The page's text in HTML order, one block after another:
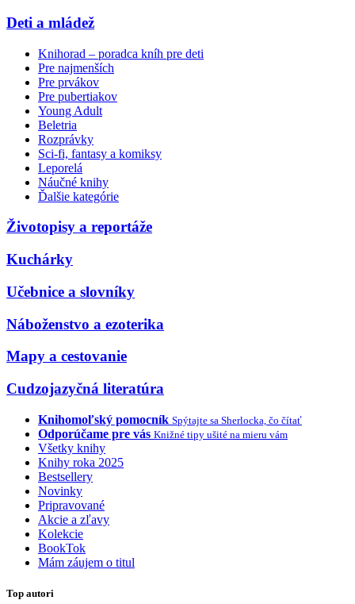
Deti a mládež
Knihorad – poradca kníh pre deti
Pre najmenších
Pre prvákov
Pre pubertiakov
Young Adult
Beletria
Rozprávky
Sci-fi, fantasy a komiksy
Leporelá
Náučné knihy
Ďalšie kategórie
Životopisy a reportáže
Kuchárky
Učebnice a slovníky
Náboženstvo a ezoterika
Mapy a cestovanie
Cudzojazyčná literatúra
Knihomoľský pomocník Spýtajte sa Sherlocka, čo čítať
Odporúčame pre vás Knižné tipy ušité na mieru vám
Všetky knihy
Knihy roka 2025
Bestsellery
Novinky
Pripravované
Akcie a zľavy
Kolekcie
BookTok
Mám záujem o titul
Top autori